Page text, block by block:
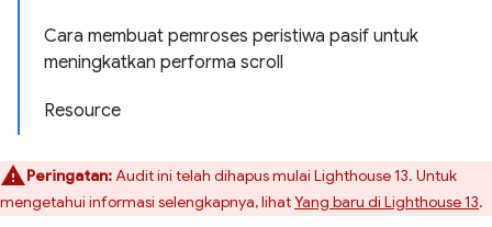
Cara membuat pemroses peristiwa pasif untuk
meningkatkan performa scroll
Resource
Peringatan:Audit ini telah dihapus mulai Lighthouse 13. Untuk
mengetahui informasi selengkapnya, lihatYang baru di Lighthouse 13.